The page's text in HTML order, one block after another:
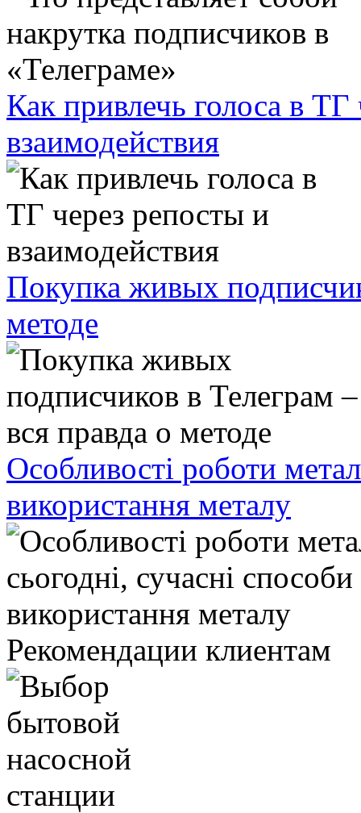
Как привлечь голоса в ТГ
взаимодействия
Покупка живых
методе
Особливості роботи
використання металу
Рекомендации клиентам